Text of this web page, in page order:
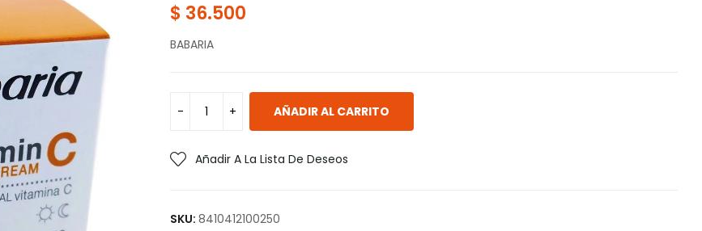
$ 36.500
BABARIA
AÑADIR AL CARRITO
Añadir A La Lista De Deseos
SKU: 8410412100250